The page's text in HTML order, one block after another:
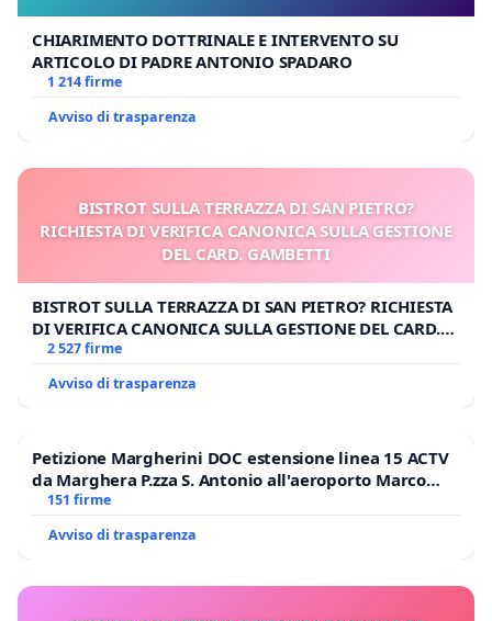
CHIARIMENTO DOTTRINALE E INTERVENTO SU
ARTICOLO DI PADRE ANTONIO SPADARO
1 214 firme
Avviso di trasparenza
BISTROT SULLA TERRAZZA DI SAN PIETRO?
RICHIESTA DI VERIFICA CANONICA SULLA GESTIONE
DEL CARD. GAMBETTI
BISTROT SULLA TERRAZZA DI SAN PIETRO? RICHIESTA
DI VERIFICA CANONICA SULLA GESTIONE DEL CARD.
GAMBETTI
2 527 firme
Avviso di trasparenza
Petizione Margherini DOC estensione linea 15 ACTV
da Marghera P.zza S. Antonio all'aeroporto Marco
Polo tariffa a € 1,50
151 firme
Avviso di trasparenza